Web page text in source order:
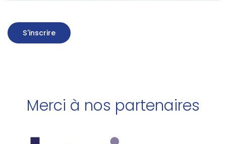
S'inscrire
Merci à nos partenaires